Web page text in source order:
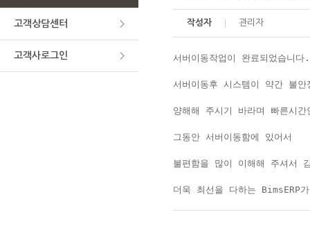
고객상담센터
고객사로그인
작성자 관리자
서버이동작업이 완료되었습니다.
서버이동후 시스템이 약간 불
양해해 주시기 바라며 빠른시
그동안 서버이동함에 있어서
불편함을 많이 이해해 주셔서
더욱 최선을 다하는 BimsERP